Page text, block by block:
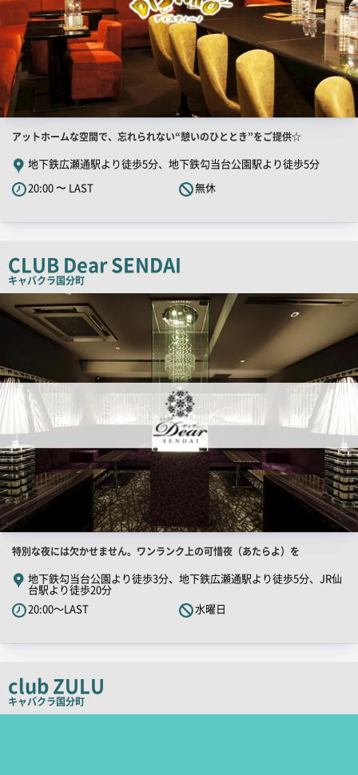
店
舗
PR
キ
コ
ピ
ー
アットホームな空間で、忘れられない“憩いのひととき”をご提供☆
地下鉄広瀬通駅より徒歩5分、地下鉄勾当台公園駅より徒歩5分
20:00 〜 LAST
無休
CLUB Dear SENDAI
キャバクラ国分町
店
舗
PR
店
舗
PR
キ
ッ
コ
ピ
特別な夜には欠かせません。ワンランク上の可惜夜（あたらよ）を
地下鉄勾当台公園より徒歩3分、地下鉄広瀬通駅より徒歩5分、JR仙
台駅より徒歩20分
20:00～LAST
水曜日
club ZULU
キャバクラ国分町
店